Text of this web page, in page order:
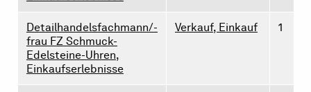
Detailhandelsfachmann/-
frau FZ Schmuck-
Edelsteine-Uhren,
Einkaufserlebnisse
Verkauf, Einkauf 1